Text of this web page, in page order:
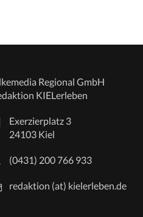
Regional GmbH
KIELerleben
Exerzierplatz 3
24103 Kiel
(0431) 200 766 933
redaktion (at) kielerleben.de